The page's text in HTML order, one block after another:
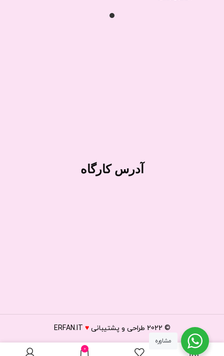
آدرس کارگاه
© 2022 طراحی و پشتیبانی ♥
ERFAN.IT
مشاوره
0